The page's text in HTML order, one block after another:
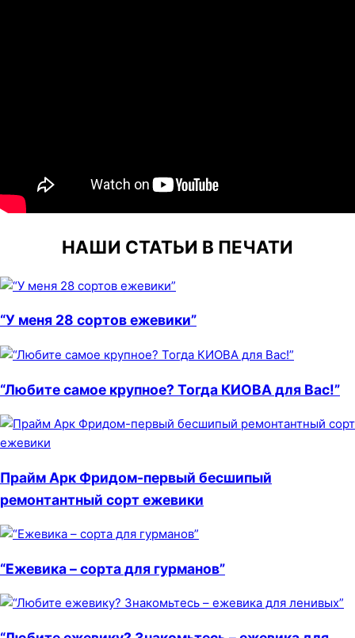
НАШИ СТАТЬИ В ПЕЧАТИ
“У меня 28 сортов ежевики”
“Любите самое крупное? Тогда КИОВА для Вас!”
Прайм Арк Фридом-первый бесшипый
ремонтантный сорт ежевики
“Ежевика – сорта для гурманов”